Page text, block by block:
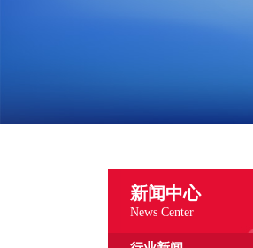
新闻中心
News Center